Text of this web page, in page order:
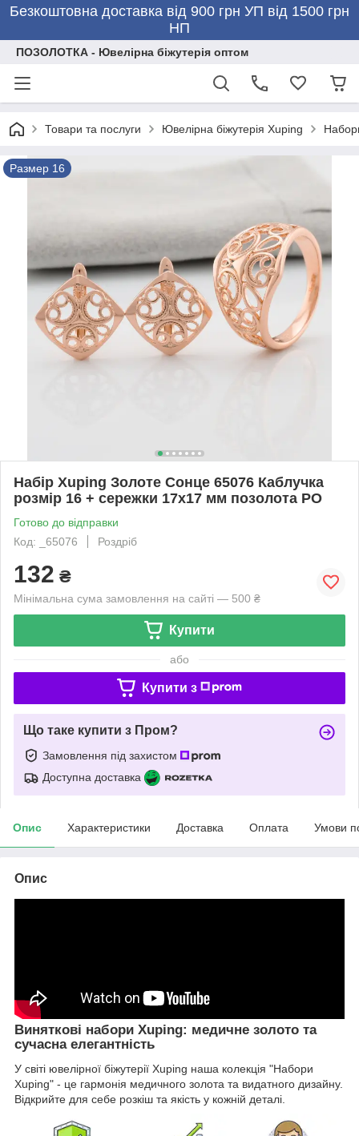
Безкоштовна доставка від 900 грн УП від 1500 грн
НП
ПОЗОЛОТКА - Ювелірна біжутерія оптом
Товари та послуги Ювелірна біжутерія Xuping
Размер 16
Набір Xuping Золоте Сонце 65076 Каблучка
розмір 16 + сережки 17х17 мм позолота РО
Готово до відправки
Код: _65076
Роздріб
132 ₴
Мінімальна сума замовлення на сайті — 500 ₴
Купити
або
Купити з
Що таке купити з Пром?
Замовлення під захистом
Доступна доставка
Опис Характеристики Доставка Оплата Умови
Опис
Виняткові набори Xuping: медичне золото та
сучасна елегантність
У світі ювелірної біжутерії Xuping наша колекція "Набори
Xuping" - це гармонія медичного золота та видатного дизайну.
Відкрийте для себе розкіш та якість у кожній деталі.